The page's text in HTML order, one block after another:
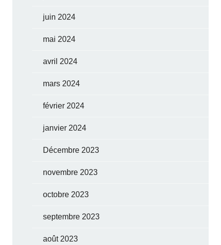
juin 2024
mai 2024
avril 2024
mars 2024
février 2024
janvier 2024
Décembre 2023
novembre 2023
octobre 2023
septembre 2023
août 2023